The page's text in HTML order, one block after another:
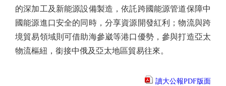
的深加工及新能源設備製造，依託跨國能源管道保障中
國能源進口安全的同時，分享資源開發紅利；物流與跨
境貿易領域則可借助海參崴等港口優勢，參與打造亞太
物流樞紐，銜接中俄及亞太地區貿易往來。
讀大公報PDF版面